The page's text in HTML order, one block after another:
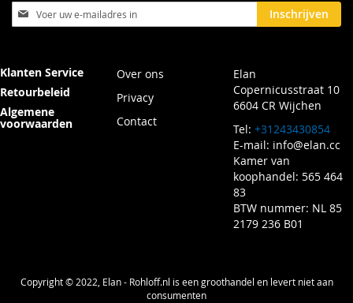
Abonneer
u
nieuwsbrief
Inschrijven
Klanten Service
Retourbeleid
Algemene
voorwaarden
Over ons
Privacy
Contact
Elan
Copernicusstraat 10
6604 CR Wijchen
Tel: +31243430854
E-mail: info@elan.cc
Kamer van
koophandel: 565 464
83
BTW nummer: NL 85
2179 236 B01
Copyright © 2022, Elan - Rohloff.nl is een groothandel en levert niet aan
consumenten